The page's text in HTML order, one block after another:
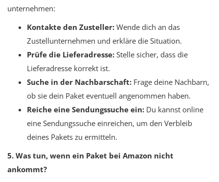
unternehmen:
Kontakte den Zusteller: Wende dich an das
Zustellunternehmen und erkläre die Situation.
Prüfe die Lieferadresse: Stelle sicher, dass die
Lieferadresse korrekt ist.
Suche in der Nachbarschaft: Frage deine Nachbarn,
ob sie dein Paket eventuell angenommen haben.
Reiche eine Sendungssuche ein: Du kannst online
eine Sendungssuche einreichen, um den Verbleib
deines Pakets zu ermitteln.
5. Was tun, wenn ein Paket bei Amazon nicht
ankommt?